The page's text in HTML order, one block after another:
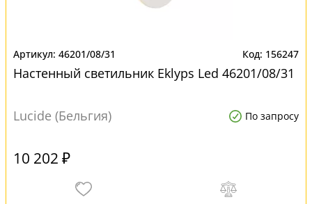
46201/08/31 156247
Настенный светильник Eklyps Led 46201/08/31
Lucide (Бельгия) По запросу
10 202 ₽